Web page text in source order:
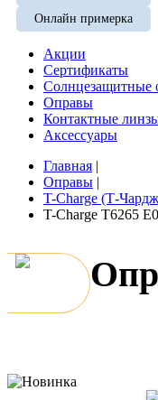
Онлайн примерка
Акции
Сертификаты
Солнцезащитные
Оправы
Контактные
Аксессуары
Главная |
Оправы |
T-Charge (Т-
T-Charge T6265